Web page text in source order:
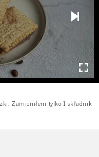
Zamieniłem tylko 1 składnik